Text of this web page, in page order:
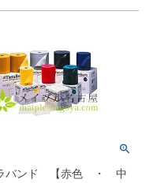
バンド 【赤色 ・ 中